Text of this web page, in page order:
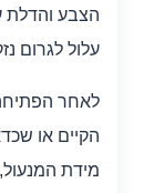
הצבע והדלת
עלול לגרום
לאחר
הקיים או
מידת המנעול,